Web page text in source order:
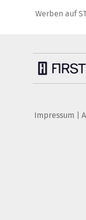
Werben auf
Impressum